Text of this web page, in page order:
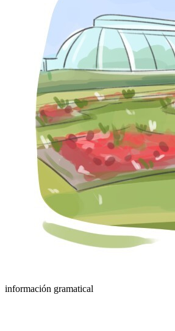
información gramatical